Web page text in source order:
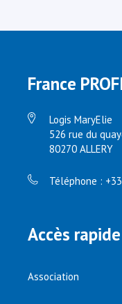
France
Logis MaryElie
526 rue du
80270 ALLERY
Téléphone :
Accès rapide
Association